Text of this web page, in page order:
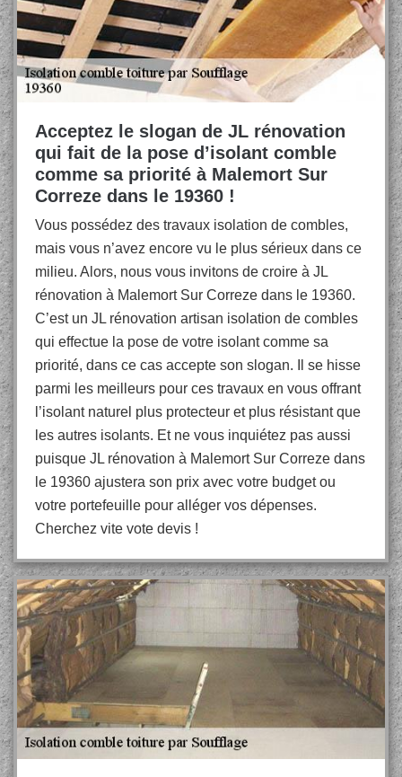
Acceptez le slogan de JL rénovation
qui fait de la pose d’isolant comble
comme sa priorité à Malemort Sur
Correze dans le 19360 !
Vous possédez des travaux isolation de combles,
mais vous n’avez encore vu le plus sérieux dans ce
milieu. Alors, nous vous invitons de croire à JL
rénovation à Malemort Sur Correze dans le 19360.
C’est un JL rénovation artisan isolation de combles
qui effectue la pose de votre isolant comme sa
priorité, dans ce cas accepte son slogan. Il se hisse
parmi les meilleurs pour ces travaux en vous offrant
l’isolant naturel plus protecteur et plus résistant que
les autres isolants. Et ne vous inquiétez pas aussi
puisque JL rénovation à Malemort Sur Correze dans
le 19360 ajustera son prix avec votre budget ou
votre portefeuille pour alléger vos dépenses.
Cherchez vite vote devis !